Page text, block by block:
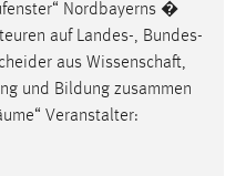
Nordbayerns �
auf Landes-, Bundes-
aus Wissenschaft,
und Bildung zusammen
Veranstalter: